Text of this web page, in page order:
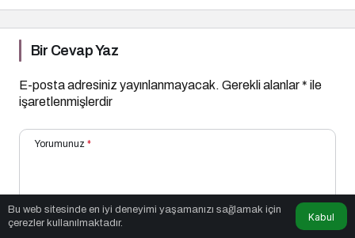
Bir Cevap Yaz
E-posta adresiniz yayınlanmayacak. Gerekli alanlar* ile
işaretlenmişlerdir
Yorumunuz *
Bu web sitesinde en iyi deneyimi yaşamanızı sağlamak için
çerezler kullanılmaktadır.
Kabul